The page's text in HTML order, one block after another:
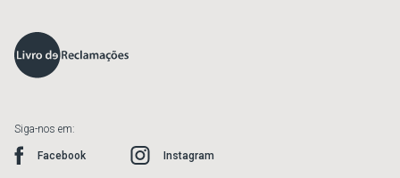
Siga-nos em:
Facebook Instagram